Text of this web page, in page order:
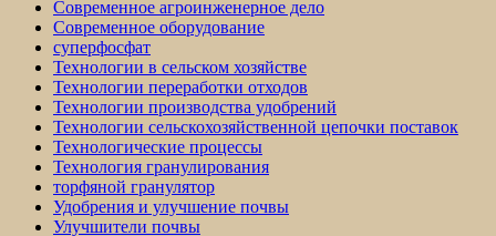
Современное агроинженерное дело
Современное оборудование
суперфосфат
Технологии в сельском хозяйстве
Технологии переработки отходов
Технологии производства удобрений
Технологии сельскохозяйственной цепочки поставок
Технологические процессы
Технология гранулирования
торфяной гранулятор
Удобрения и улучшение почвы
Улучшители почвы